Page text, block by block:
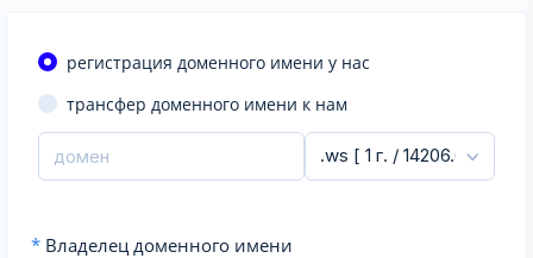
регистрация доменного имени у нас
трансфер доменного имени к нам
* Владелец доменного имени